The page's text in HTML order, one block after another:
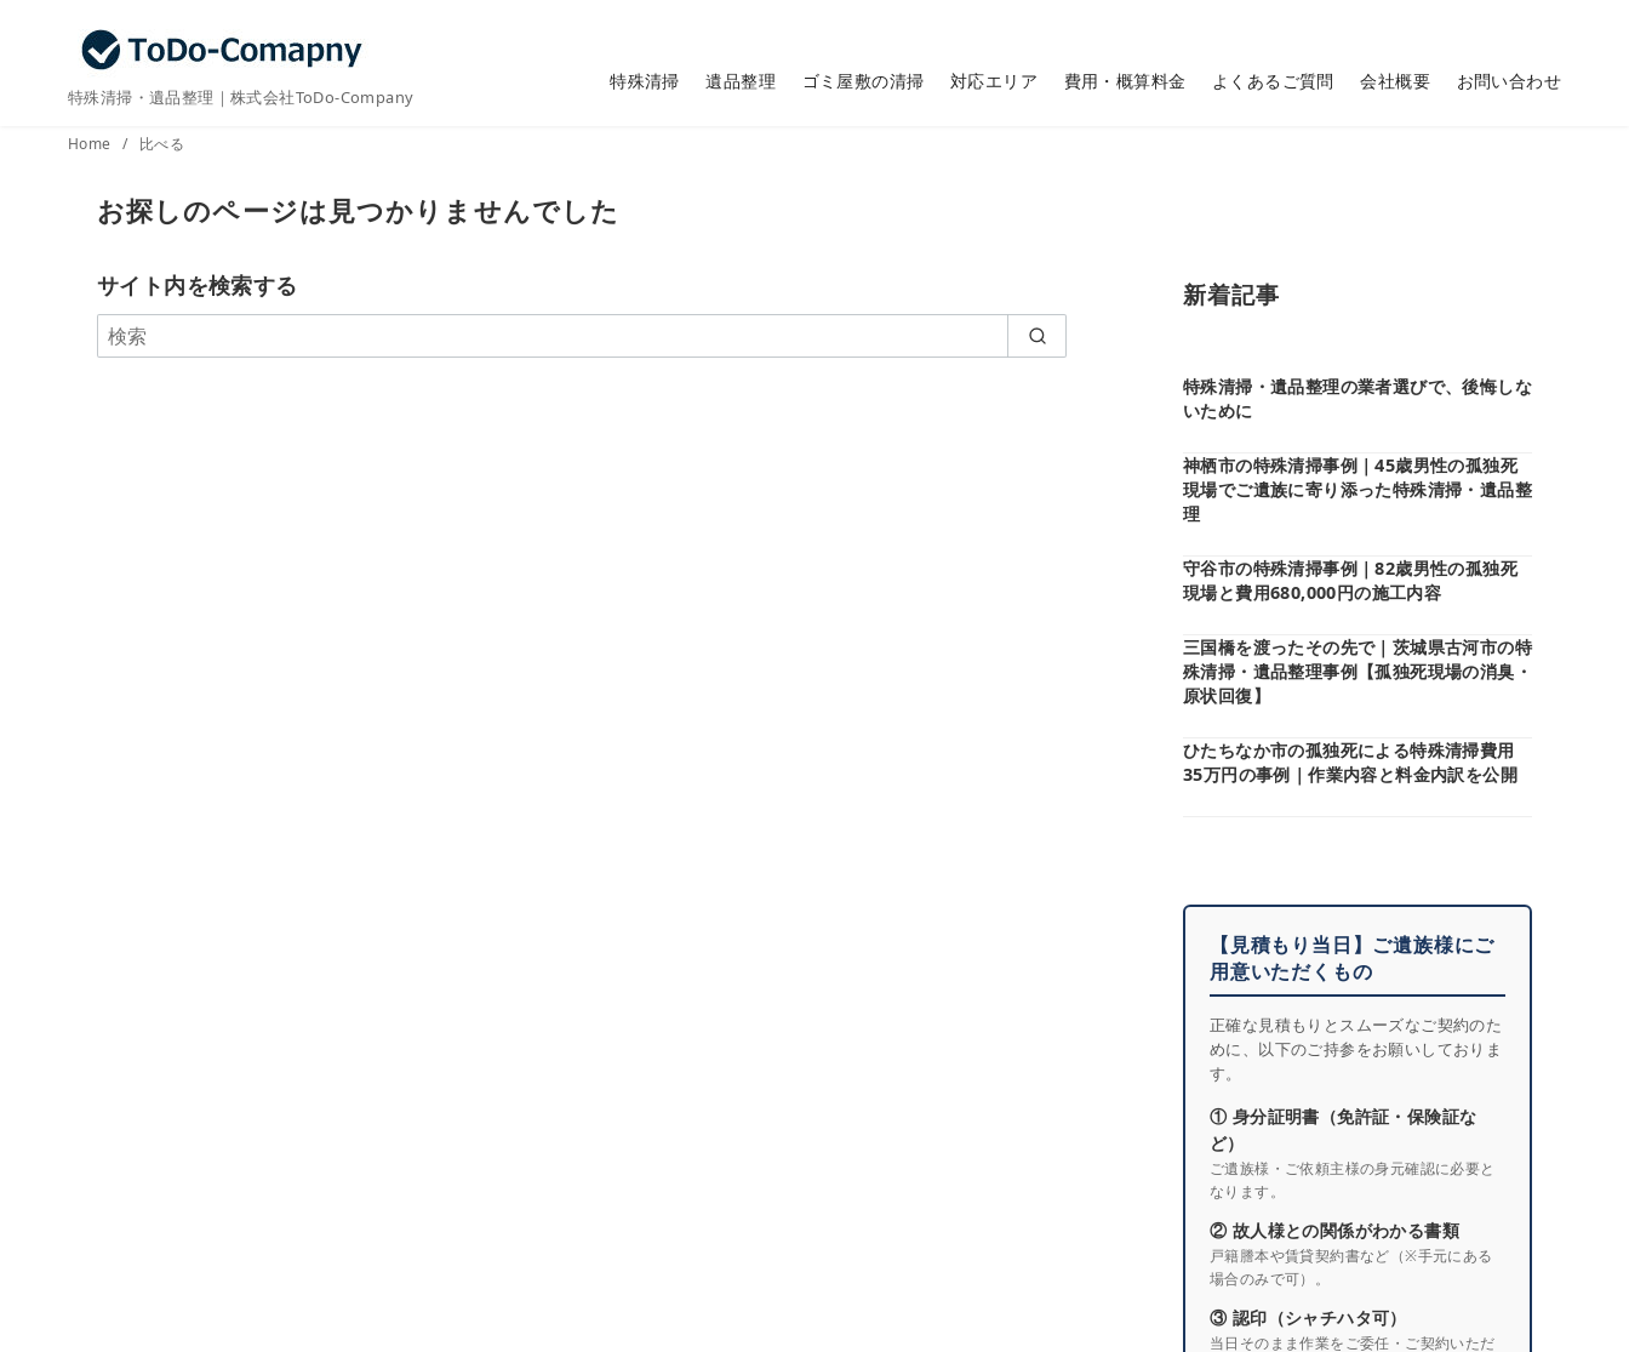
特殊清掃・遺品整理｜株式会社ToDo-Company
特殊清掃 遺品整理 ゴミ屋敷の清掃 対応エリア 費用・概算料金 よくあるご質問 会社概要 お問い合わせ
Home 比べる
お探しのページは見つかりませんでした
サイト内を検索する 新着記事
特殊清掃・遺品整理の業者選びで、後悔しな
いために
神栖市の特殊清掃事例｜45歳男性の孤独死
現場でご遺族に寄り添った特殊清掃・遺品整
理
守谷市の特殊清掃事例｜82歳男性の孤独死
現場と費用680,000円の施工内容
三国橋を渡ったその先で｜茨城県古河市の特
殊清掃・遺品整理事例【孤独死現場の消臭・
原状回復】
ひたちなか市の孤独死による特殊清掃費用
35万円の事例｜作業内容と料金内訳を公開
【見積もり当日】ご遺族様にご
用意いただくもの
正確な見積もりとスムーズなご契約のた
めに、以下のご持参をお願いしておりま
す。
① 身分証明書（免許証・保険証な
ど）
ご遺族様・ご依頼主様の身元確認に必要と
なります。
② 故人様との関係がわかる書類
戸籍謄本や賃貸契約書など（※手元にある
場合のみで可）。
③ 認印（シャチハタ可）
当日そのまま作業をご委任・ご契約いただ